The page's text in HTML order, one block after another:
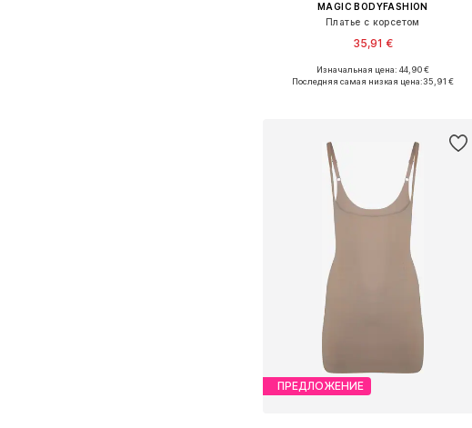
MAGIC BODYFASHION
Платье с корсетом
35,91 €
Доступные размеры: S, M, L, XXL
Изначальная цена: 44,90 €
Последняя самая низкая цена:35,91 €
ПРЕДЛОЖЕНИЕ